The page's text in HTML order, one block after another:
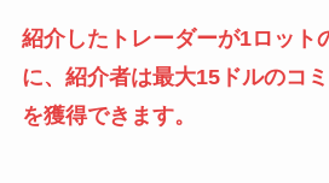
紹介したトレーダーが1ロット
に、紹介者は最大15ドルのコ
を獲得できます。